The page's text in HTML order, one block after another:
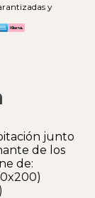
y
junto
de los
de: